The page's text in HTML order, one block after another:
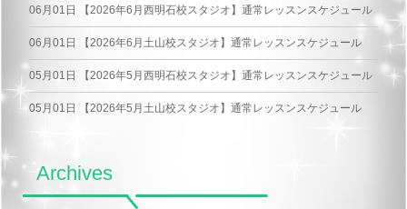
06月01日 【2026年6月西明石校スタジオ】通常レッスンスケジュール
06月01日 【2026年6月土山校スタジオ】通常レッスンスケジュール
05月01日 【2026年5月西明石校スタジオ】通常レッスンスケジュール
05月01日 【2026年5月土山校スタジオ】通常レッスンスケジュール
Archives